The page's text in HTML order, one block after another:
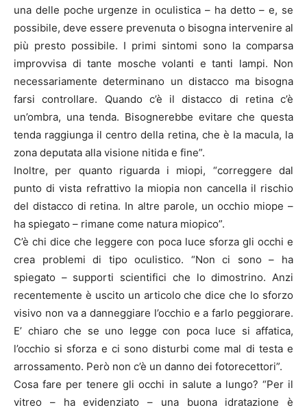
una delle poche urgenze in oculistica – ha detto – e, se
possibile, deve essere prevenuta o bisogna intervenire al
più presto possibile. I primi sintomi sono la comparsa
improvvisa di tante mosche volanti e tanti lampi. Non
necessariamente determinano un distacco ma bisogna
farsi controllare. Quando c’è il distacco di retina c’è
un’ombra, una tenda. Bisognerebbe evitare che questa
tenda raggiunga il centro della retina, che è la macula, la
zona deputata alla visione nitida e fine”.
Inoltre, per quanto riguarda i miopi, “correggere dal
punto di vista refrattivo la miopia non cancella il rischio
del distacco di retina. In altre parole, un occhio miope –
ha spiegato – rimane come natura miopico”.
C’è chi dice che leggere con poca luce sforza gli occhi e
crea problemi di tipo oculistico. “Non ci sono – ha
spiegato – supporti scientifici che lo dimostrino. Anzi
recentemente è uscito un articolo che dice che lo sforzo
visivo non va a danneggiare l’occhio e a farlo peggiorare.
E’ chiaro che se uno legge con poca luce si affatica,
l’occhio si sforza e ci sono disturbi come mal di testa e
arrossamento. Però non c’è un danno dei fotorecettori”.
Cosa fare per tenere gli occhi in salute a lungo? “Per il
vitreo – ha evidenziato – una buona idratazione è